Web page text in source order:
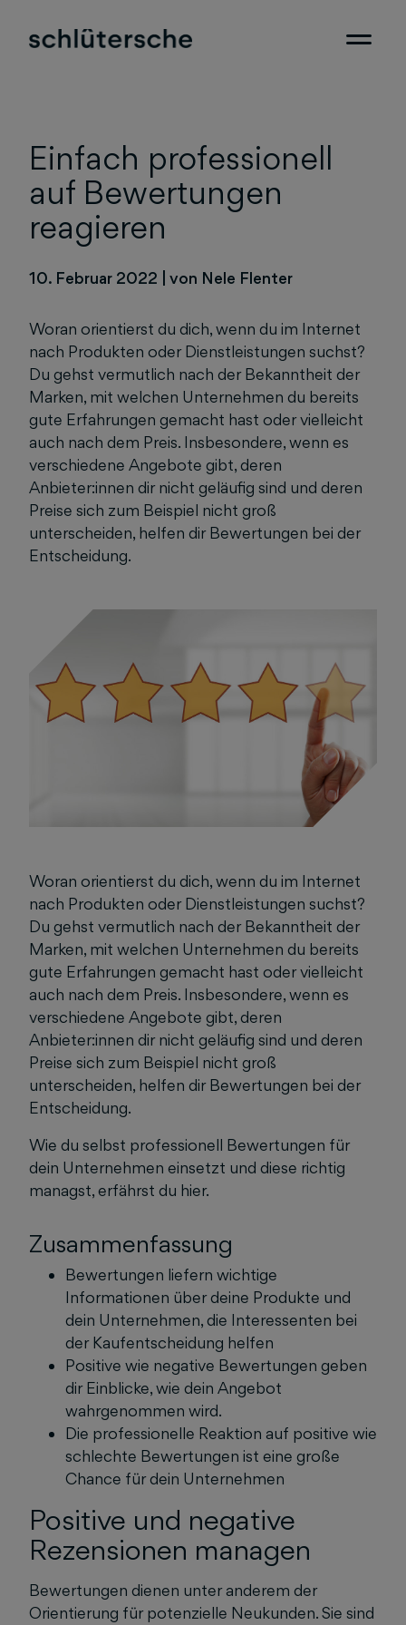
Einfach professionell
auf Bewertungen
reagieren
10. Februar 2022 von Nele Flenter
Woran orientierst du dich, wenn du im Internet
nach Produkten oder Dienstleistungen suchst?
Du gehst vermutlich nach der Bekanntheit der
Marken, mit welchen Unternehmen du bereits
gute Erfahrungen gemacht hast oder vielleicht
auch nach dem Preis. Insbesondere, wenn es
verschiedene Angebote gibt, deren
Anbieter:innen dir nicht geläufig sind und deren
Preise sich zum Beispiel nicht groß
unterscheiden, helfen dir Bewertungen bei der
Entscheidung.
Woran orientierst du dich, wenn du im Internet
nach Produkten oder Dienstleistungen suchst?
Du gehst vermutlich nach der Bekanntheit der
Marken, mit welchen Unternehmen du bereits
gute Erfahrungen gemacht hast oder vielleicht
auch nach dem Preis. Insbesondere, wenn es
verschiedene Angebote gibt, deren
Anbieter:innen dir nicht geläufig sind und deren
Preise sich zum Beispiel nicht groß
unterscheiden, helfen dir Bewertungen bei der
Entscheidung.
Wie du selbst professionell Bewertungen für
dein Unternehmen einsetzt und diese richtig
managst, erfährst du hier.
Zusammenfassung
Bewertungen liefern wichtige
Informationen über deine Produkte und
dein Unternehmen, die Interessenten bei
der Kaufentscheidung helfen
Positive wie negative Bewertungen geben
dir Einblicke, wie dein Angebot
wahrgenommen wird.
Die professionelle Reaktion auf positive wie
schlechte Bewertungen ist eine große
Chance für dein Unternehmen
Positive und negative
Rezensionen managen
Bewertungen dienen unter anderem der
Orientierung für potenzielle Neukunden. Sie sind